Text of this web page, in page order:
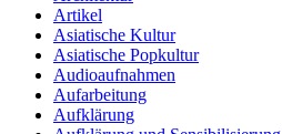
Artikel
Asiatische Kultur
Asiatische Popkultur
Audioaufnahmen
Aufarbeitung
Aufklärung